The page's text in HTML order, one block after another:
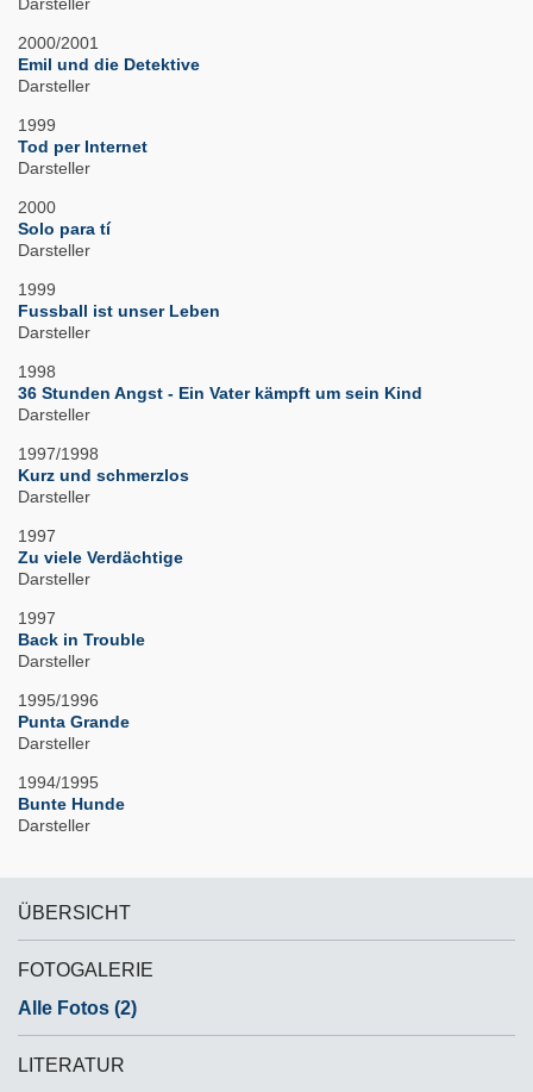
2000/2001
Emil und die Detektive
Darsteller
1999
Tod per Internet
Darsteller
2000
Solo para tí
Darsteller
1999
Fussball ist unser Leben
Darsteller
1998
36 Stunden Angst - Ein Vater kämpft um sein Kind
Darsteller
1997/1998
Kurz und schmerzlos
Darsteller
1997
Zu viele Verdächtige
Darsteller
1997
Back in Trouble
Darsteller
1995/1996
Punta Grande
Darsteller
1994/1995
Bunte Hunde
Darsteller
ÜBERSICHT
FOTOGALERIE
Alle Fotos (2)
LITERATUR